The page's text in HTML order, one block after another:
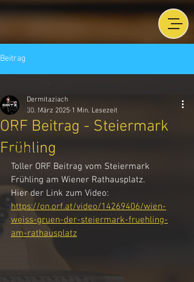
Beitrag
All Posts
News
Ziachbüro
Termine
ORF Beitrag - Steiermark
Frühling
Dermitaziach
30. März 2025 1 Min. Lesezeit
Toller ORF Beitrag vom Steiermark
Frühling am Wiener Rathausplatz.
Hier der Link zum Video:
https://on.orf.at/video/14269406/wien-
weiss-gruen-der-steiermark-fruehling-
am-rathausplatz